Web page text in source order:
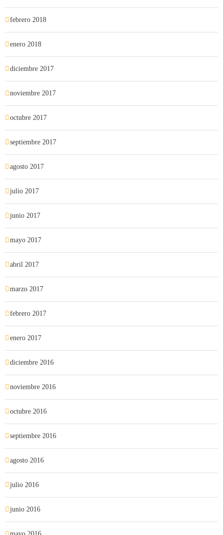
febrero 2018
enero 2018
diciembre 2017
noviembre 2017
octubre 2017
septiembre 2017
agosto 2017
julio 2017
junio 2017
mayo 2017
abril 2017
marzo 2017
febrero 2017
enero 2017
diciembre 2016
noviembre 2016
octubre 2016
septiembre 2016
agosto 2016
julio 2016
junio 2016